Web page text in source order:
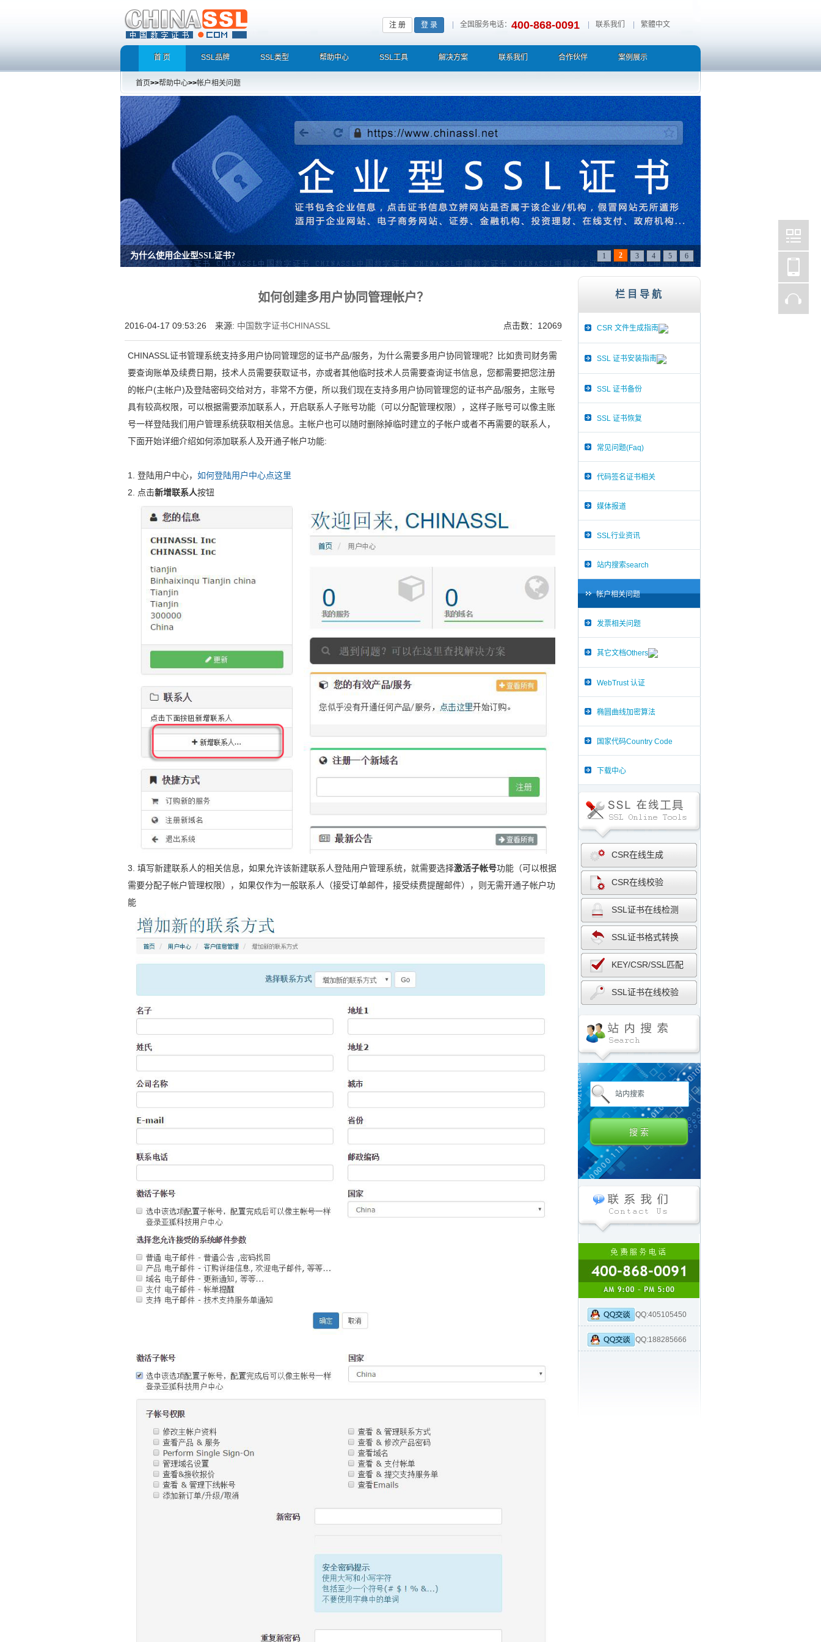
注 册 登 录 全国服务电话： 400-868-0091 联系我们 繁體中文
首 页 SSL品牌 SSL类型 帮助中心 SSL工具 解决方案 联系我们 合作伙伴 案例展示
首页>>帮助中心>>帐户相关问题
增强型证书EV SSL，完美支持地址栏显示中文企业名称
增强型证书EV SSL,赛门铁克EV证书,verisign EV SSL证书,完美支持地址栏显示中文企业名称EV SSL品牌,赛门铁克EV证书 Symantec、GeoTrust、Thawte、GlobalSign,服务器证书,256
1 2 3 4 5 6
如何创建多用户协同管理帐户？
点击数：12069
2016-04-17 09:53:26 来源: 中国数字证书CHINASSL
CHINASSL证书管理系统支持多用户协同管理您的证书产品/服务，为什么需要多用户协同管理呢？比如贵司财务需
要查询账单及续费日期，技术人员需要获取证书，亦或者其他临时技术人员需要查询证书信息，您都需要把您注册
的帐户(主帐户)及登陆密码交给对方，非常不方便，所以我们现在支持多用户协同管理您的证书产品/服务，主账号
具有较高权限，可以根据需要添加联系人，开启联系人子账号功能（可以分配管理权限），这样子账号可以像主账
号一样登陆我们用户管理系统获取相关信息。主帐户也可以随时删除掉临时建立的子帐户或者不再需要的联系人，
下面开始详细介绍如何添加联系人及开通子帐户功能:
1. 登陆用户中心，如何登陆用户中心点这里
2. 点击新增联系人按钮
3. 填写新建联系人的相关信息，如果允许该新建联系人登陆用户管理系统，就需要选择激活子帐号功能（可以根据
需要分配子帐户管理权限），如果仅作为一般联系人（接受订单邮件，接受续费提醒邮件），则无需开通子帐户功
能
栏目导航
CSR 文件生成指南
SSL 证书安装指南
SSL 证书备份
SSL 证书恢复
常见问题(Faq)
代码签名证书相关
媒体报道
SSL行业资讯
站内搜索search
帐户相关问题
发票相关问题
其它文档Others
WebTrust 认证
椭圆曲线加密算法
国家代码Country Code
下载中心
CSR在线生成
CSR在线校验
SSL证书在线检测
SSL证书格式转换
KEY/CSR/SSL匹配
SSL证书在线校验
QQ:405105450
QQ:188285666